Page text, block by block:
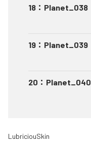
18 ： Planet_038
19 ： Planet_039
20 ： Planet_040
LubriciouSkin